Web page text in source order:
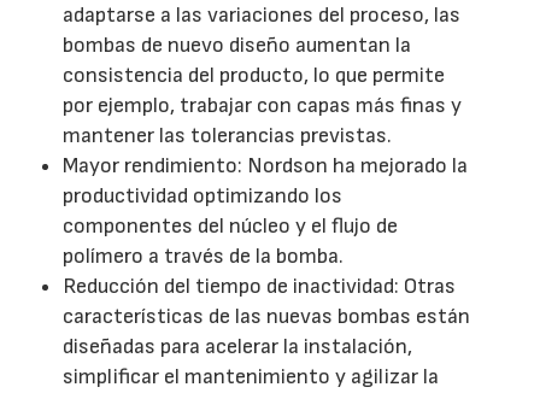
adaptarse a las variaciones del proceso, las
bombas de nuevo diseño aumentan la
consistencia del producto, lo que permite
por ejemplo, trabajar con capas más finas y
mantener las tolerancias previstas.
Mayor rendimiento: Nordson ha mejorado la
productividad optimizando los
componentes del núcleo y el flujo de
polímero a través de la bomba.
Reducción del tiempo de inactividad: Otras
características de las nuevas bombas están
diseñadas para acelerar la instalación,
simplificar el mantenimiento y agilizar la